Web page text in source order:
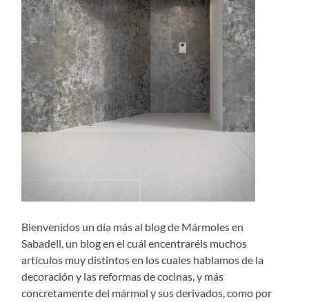
Bienvenidos un día más al blog de Mármoles en
Sabadell, un blog en el cuál encentraréis muchos
artículos muy distintos en los cuales hablamos de la
decoración y las reformas de cocinas, y más
concretamente del mármol y sus derivados, como por